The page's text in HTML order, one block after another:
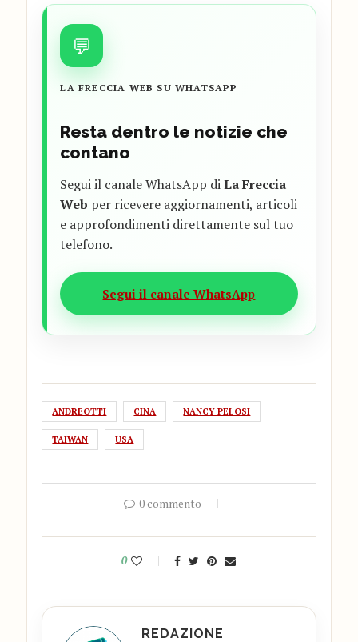
💬
LA FRECCIA WEB SU WHATSAPP
Resta dentro le notizie che
contano
Segui il canale WhatsApp diLa Freccia
Web per ricevere aggiornamenti, articoli
e approfondimenti direttamente sul tuo
telefono.
Segui il canale WhatsApp
ANDREOTTI CINA NANCY PELOSI
TAIWAN USA
0 commento
0
REDAZIONE